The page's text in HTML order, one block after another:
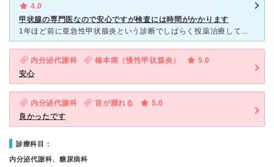
4.0
甲状腺の専門医なので安心ですが検査には時間がかかります
1年ほど前に亜急性甲状腺炎という診断でしばらく投薬治療しておりましたが、その後体調も改善し、札幌に転勤。 しばらくは問題なく快調でしたが、年末に再び年末に同様の甲状腺機能亢進症の症状が出てネットで専
内分泌代謝科 橋本病（慢性甲状腺炎）
5.0
安心
内分泌代謝科 首が腫れる
5.0
良かったです
診療科目：
内分泌代謝科、糖尿病科